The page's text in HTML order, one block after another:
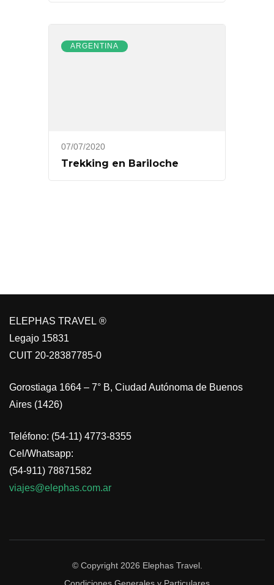
ARGENTINA
07/07/2020
Trekking en Bariloche
ELEPHAS TRAVEL ®
Legajo 15831
CUIT 20-28387785-0
Gorostiaga 1664 – 7° B, Ciudad Autónoma de Buenos
Aires (1426)
Teléfono: (54-11) 4773-8355
Cel/Whatsapp:
(54-911) 78871582
viajes@elephas.com.ar
© Copyright 2026 Elephas Travel.